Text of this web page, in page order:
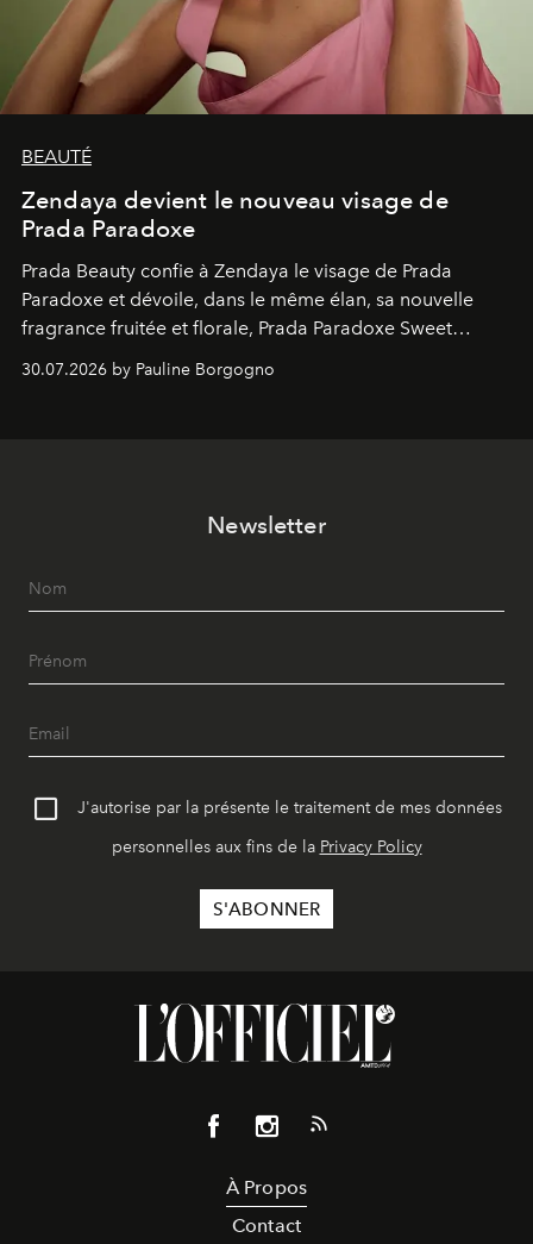
BEAUTÉ
Zendaya devient le nouveau visage de
Prada Paradoxe
Prada Beauty confie à Zendaya le visage de Prada
Paradoxe et dévoile, dans le même élan, sa nouvelle
fragrance fruitée et florale, Prada Paradoxe Sweet
Chemistry Eau de Parfum.
30.07.2026 by Pauline Borgogno
Newsletter
J'autorise par la présente le traitement de mes données
personnelles aux fins de la Privacy Policy
À Propos
Contact